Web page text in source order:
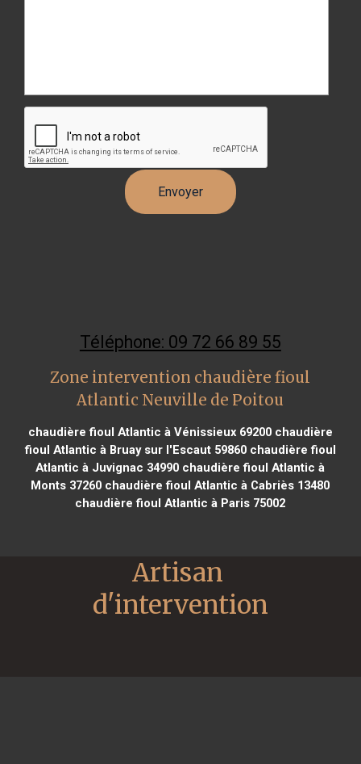
Téléphone: 09 72 66 89 55
Zone intervention chaudière fioul
Atlantic Neuville de Poitou
chaudière fioul Atlantic à Vénissieux 69200chaudière
fioul Atlantic à Bruay sur l'Escaut 59860chaudière fioul
Atlantic à Juvignac 34990 chaudière fioul Atlantic à
Monts 37260 chaudière fioul Atlantic à Cabriès 13480
chaudière fioul Atlantic à Paris 75002
Artisan
d'intervention